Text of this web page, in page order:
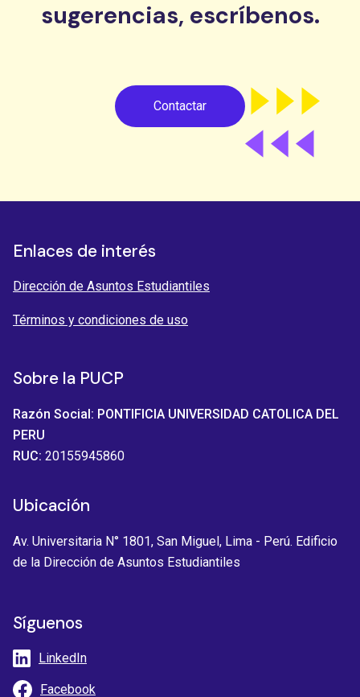
sugerencias, escríbenos.
Contactar
Enlaces de interés
Dirección de Asuntos Estudiantiles
Términos y condiciones de uso
Sobre la PUCP
Razón Social: PONTIFICIA UNIVERSIDAD CATOLICA DEL
PERU
RUC: 20155945860
Ubicación
Av. Universitaria N° 1801, San Miguel, Lima - Perú. Edificio
de la Dirección de Asuntos Estudiantiles
Síguenos
LinkedIn
Facebook